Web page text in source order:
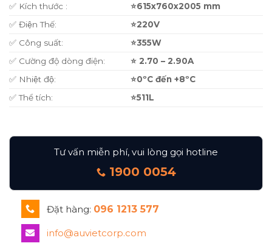
✅ Kích thước :
⭐615x760x2005 mm
✅ Điện Thế:
⭐220V
✅ Công suất:
⭐355W
✅ Cường độ dòng điện:
⭐ 2.70 – 2.90A
✅ Nhiệt độ:
⭐0ºC đến +8ºC
✅ Thể tích:
⭐511L
Tư vấn miễn phí, vui lòng gọi hotline
1900 0054
Đặt hàng: 096 1213 577
info@auvietcorp.com